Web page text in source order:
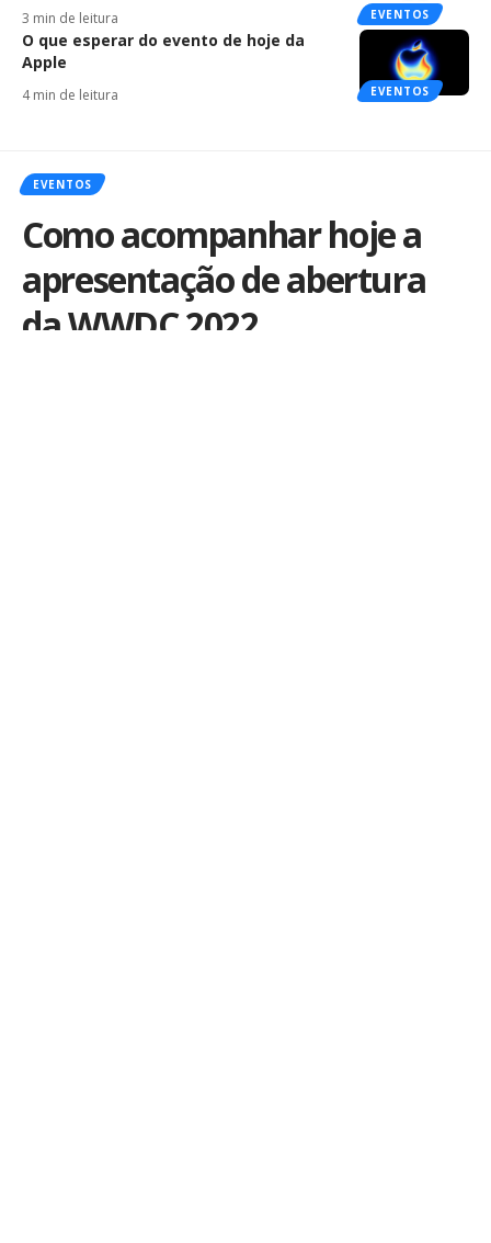
EVENTOS
3 min de leitura
EVENTOS
O que esperar do evento de hoje da
Apple
4 min de leitura
EVENTOS
Como acompanhar hoje a
apresentação de abertura
da WWDC 2022